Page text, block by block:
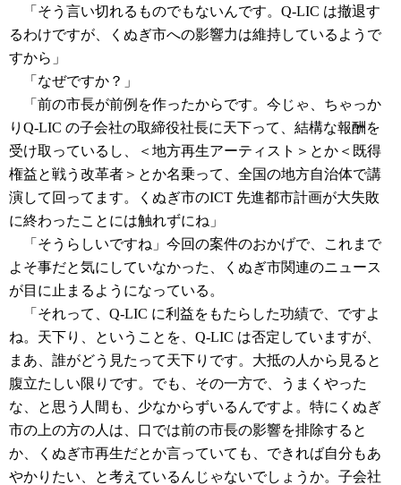
「そう言い切れるものでもないんです。Q-LIC は撤退す
るわけですが、くぬぎ市への影響力は維持しているようで
すから」
「なぜですか？」
「前の市長が前例を作ったからです。今じゃ、ちゃっか
りQ-LIC の子会社の取締役社長に天下って、結構な報酬を
受け取っているし、＜地方再生アーティスト＞とか＜既得
権益と戦う改革者＞とか名乗って、全国の地方自治体で講
演して回ってます。くぬぎ市のICT 先進都市計画が大失敗
に終わったことには触れずにね」
「そうらしいですね」今回の案件のおかげで、これまで
よそ事だと気にしていなかった、くぬぎ市関連のニュース
が目に止まるようになっている。
「それって、Q-LIC に利益をもたらした功績で、ですよ
ね。天下り、ということを、Q-LIC は否定していますが、
まあ、誰がどう見たって天下りです。大抵の人から見ると
腹立たしい限りです。でも、その一方で、うまくやった
な、と思う人間も、少なからずいるんですよ。特にくぬぎ
市の上の方の人は、口では前の市長の影響を排除すると
か、くぬぎ市再生だとか言っていても、できれば自分もあ
やかりたい、と考えているんじゃないでしょうか。子会社